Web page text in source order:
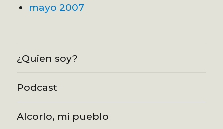
mayo 2007
¿Quien soy?
Podcast
Alcorlo, mi pueblo